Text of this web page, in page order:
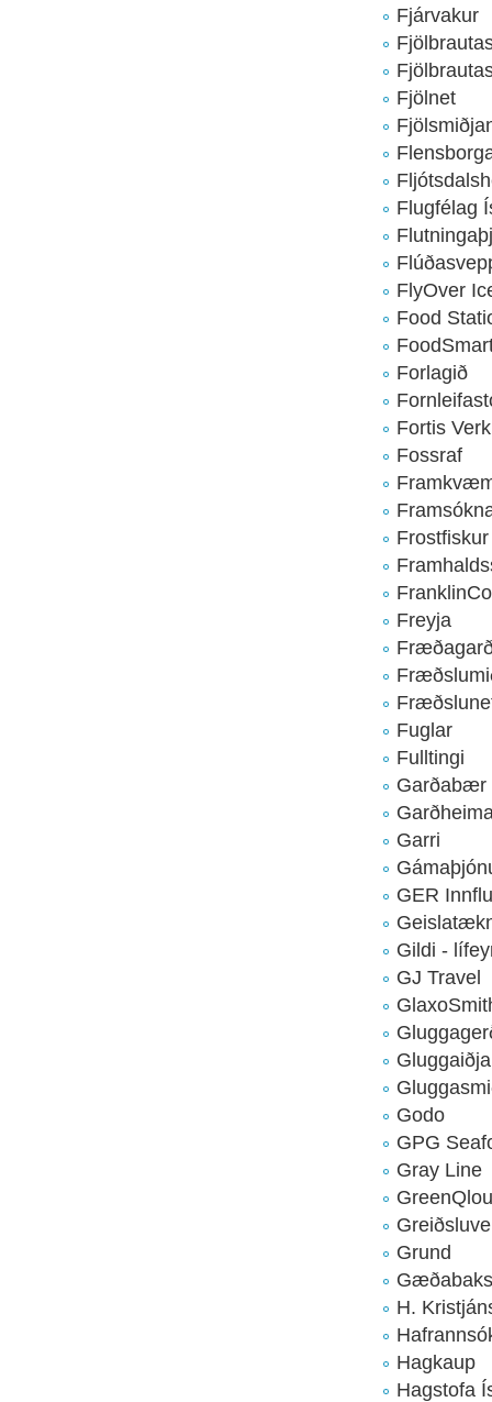
Fjárvakur
Fjölnet
Flugfélag
FlyOver
Food
Forlagið
Fortis Verk
Fossraf
Frostfiskur
Freyja
Fuglar
Fulltingi
Garðabær
Garri
GER
Gildi -
GJ Travel
Godo
GPG
Gray Line
Grund
H.
Hagkaup
Hagstofa